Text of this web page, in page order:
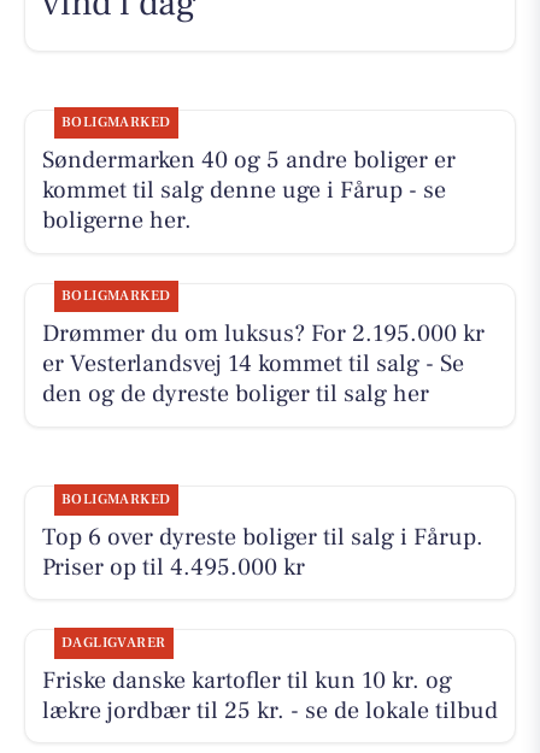
BOLIGMARKED
Søndermarken 40 og 5 andre boliger er
kommet til salg denne uge i Fårup - se
boligerne her.
BOLIGMARKED
Drømmer du om luksus? For 2.195.000 kr
er Vesterlandsvej 14 kommet til salg - Se
den og de dyreste boliger til salg her
BOLIGMARKED
Top 6 over dyreste boliger til salg i Fårup.
Priser op til 4.495.000 kr
DAGLIGVARER
Friske danske kartofler til kun 10 kr. og
lækre jordbær til 25 kr. - se de lokale tilbud